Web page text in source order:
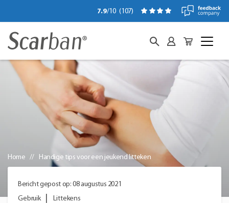
7.9/10 (107)
Home Handige tips voor een jeukend litteken
Bericht gepost op: 08 augustus 2021
Gebruik
Littekens